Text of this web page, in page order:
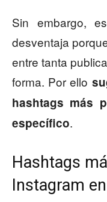
Sin embargo,
desventaja
entre tanta
forma. Por ello
hashtags más
específico.
Hashtags
Instagram